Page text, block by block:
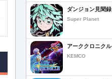
ダンジョン見聞録
Super Planet
アーククロニクル
KEMCO